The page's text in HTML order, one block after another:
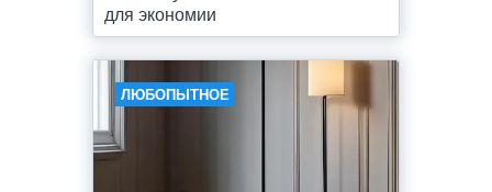
для экономии
ЛЮБОПЫТНОЕ